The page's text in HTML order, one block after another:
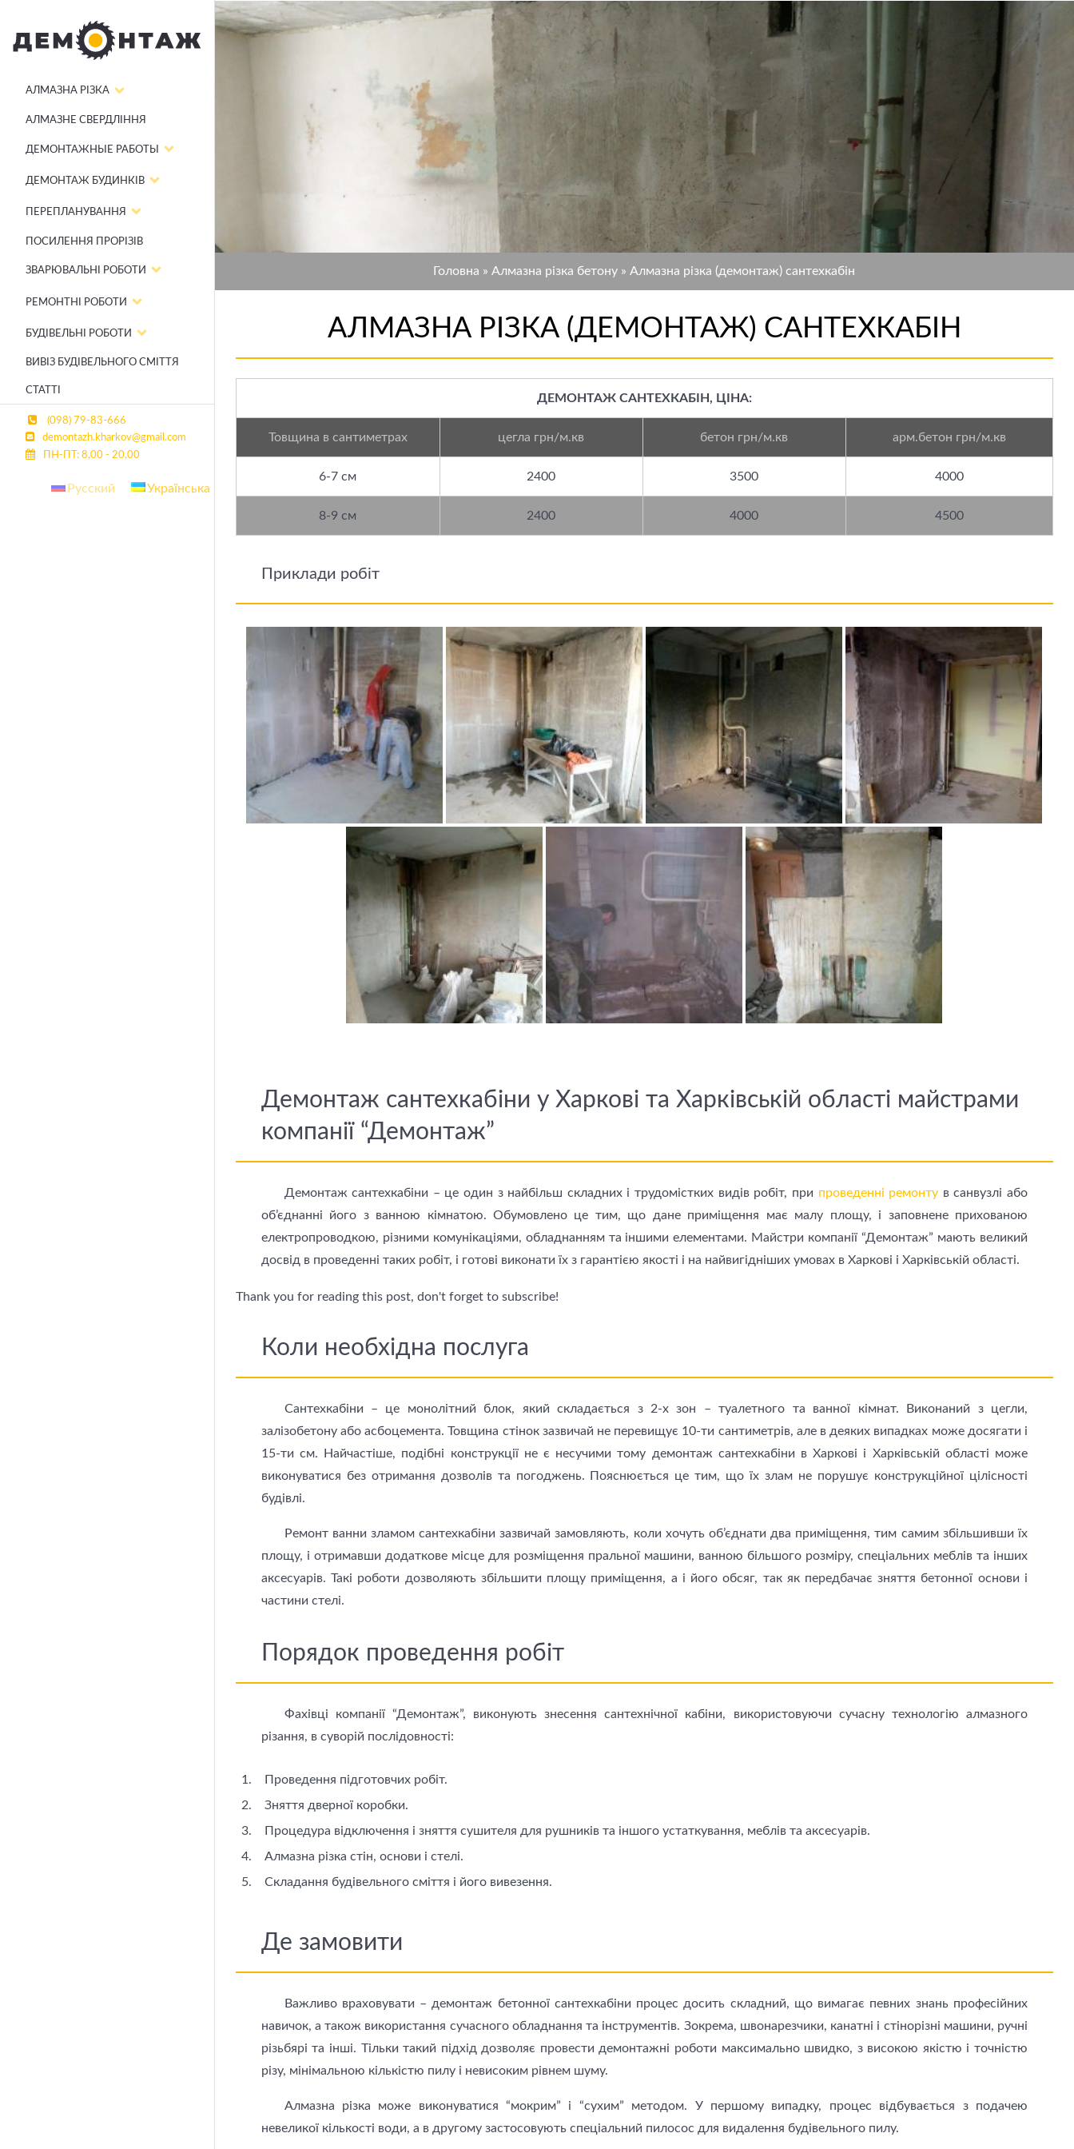
АЛМАЗНА РІЗКА
АЛМАЗНЕ СВЕРДЛІННЯ
ДЕМОНТАЖНЫЕ РАБОТЫ
ДЕМОНТАЖ БУДИНКІВ
ПЕРЕПЛАНУВАННЯ
ПОСИЛЕННЯ ПРОРІЗІВ
ЗВАРЮВАЛЬНІ РОБОТИ
РЕМОНТНІ РОБОТИ
БУДІВЕЛЬНІ РОБОТИ
ВИВІЗ БУДІВЕЛЬНОГО СМІТТЯ
СТАТТІ
(098) 79-83-666
demontazh.kharkov@gmail.com
ПН-ПТ: 8,00 - 20,00
Русский Українська
Головна »Алмазна різка бетону »Алмазна різка (демонтаж) сантехкабін
АЛМАЗНА РІЗКА (ДЕМОНТАЖ) САНТЕХКАБІН
ДЕМОНТАЖ САНТЕХКАБІН, ЦІНА:
Товщина в сантиметрах цегла грн/м.кв бетон грн/м.кв арм.бетон грн/м.кв
6-7 см 2400 3500 4000
8-9 см 2400 4000 4500
Приклади робіт
Демонтаж сантехкабіни у Харкові та Харківській області майстрами
компанії “Демонтаж”
Демонтаж сантехкабіни – це один з найбільш складних і трудомістких видів робіт, при проведенні ремонту в санвузлі або
об’єднанні його з ванною кімнатою. Обумовлено це тим, що дане приміщення має малу площу, і заповнене прихованою
електропроводкою, різними комунікаціями, обладнанням та іншими елементами. Майстри компанії “Демонтаж” мають великий
досвід в проведенні таких робіт, і готові виконати їх з гарантією якості і на найвигідніших умовах в Харкові і Харківській області.
Thank you for reading this post, don't forget to subscribe!
Коли необхідна послуга
Сантехкабіни – це монолітний блок, який складається з 2-х зон – туалетного та ванної кімнат. Виконаний з цегли,
залізобетону або асбоцемента. Товщина стінок зазвичай не перевищує 10-ти сантиметрів, але в деяких випадках може досягати і
15-ти см. Найчастіше, подібні конструкції не є несучими тому демонтаж сантехкабіни в Харкові і Харківській області може
виконуватися без отримання дозволів та погоджень. Пояснюється це тим, що їх злам не порушує конструкційної цілісності
будівлі.
Ремонт ванни зламом сантехкабіни зазвичай замовляють, коли хочуть об’єднати два приміщення, тим самим збільшивши їх
площу, і отримавши додаткове місце для розміщення пральної машини, ванною більшого розміру, спеціальних меблів та інших
аксесуарів. Такі роботи дозволяють збільшити площу приміщення, а i його обсяг, так як передбачає зняття бетонної основи і
частини стелі.
Порядок проведення робіт
Фахівці компанії “Демонтаж”, виконують знесення сантехнічної кабіни, використовуючи сучасну технологію алмазного
різання, в суворій послідовності:
Проведення підготовчих робіт.
Зняття дверної коробки.
Процедура відключення і зняття сушителя для рушникiв та іншого устаткування, меблів та аксесуарів.
Алмазна різка стін, основи і стелі.
Складання будівельного сміття і його вивезення.
Де замовити
Важливо враховувати – демонтаж бетонної сантехкабіни процес досить складний, що вимагає певних знань професійних
навичок, а також використання сучасного обладнання та інструментів. Зокрема, швонарезчики, канатні і стiнорiзнi машини, ручні
різьбярі та інші. Тільки такий підхід дозволяє провести демонтажні роботи максимально швидко, з високою якістю і точністю
різу, мінімальною кількістю пилу і невисоким рівнем шуму.
Алмазна різка може виконуватися “мокрим” і “сухим” методом. У першому випадку, процес відбувається з подачею
невеликої кількості води, а в другому застосовують спеціальний пилосос для видалення будівельного пилу.